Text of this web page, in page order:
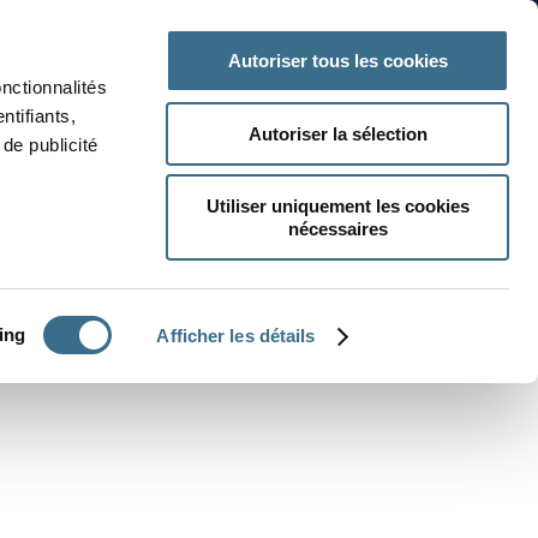
publicité
Afficher les détails
Autoriser tous les cookies
Autoriser la sélection
Utiliser uniquement les cookies
nécessaires